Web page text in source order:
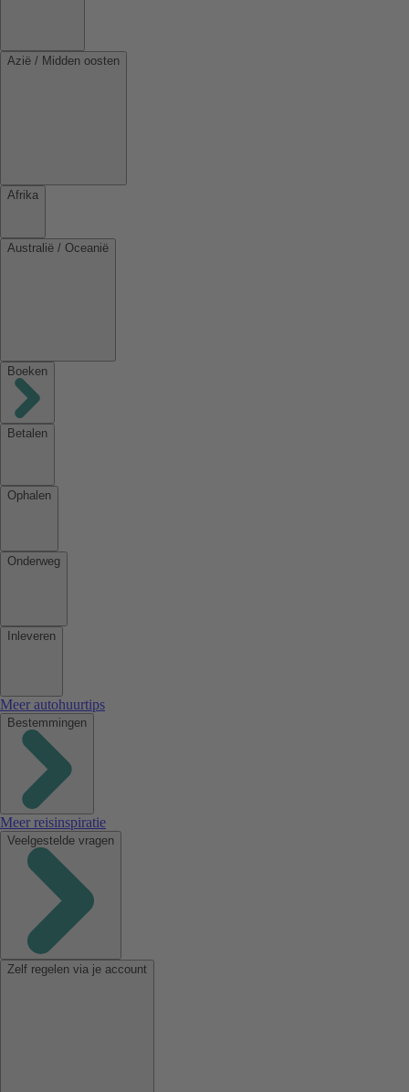
Azië / Midden oosten
Afrika
Australië / Oceanië
Boeken
Betalen
Ophalen
Onderweg
Inleveren
Meer autohuurtips
Bestemmingen
Meer reisinspiratie
Veelgestelde vragen
Zelf regelen via je account